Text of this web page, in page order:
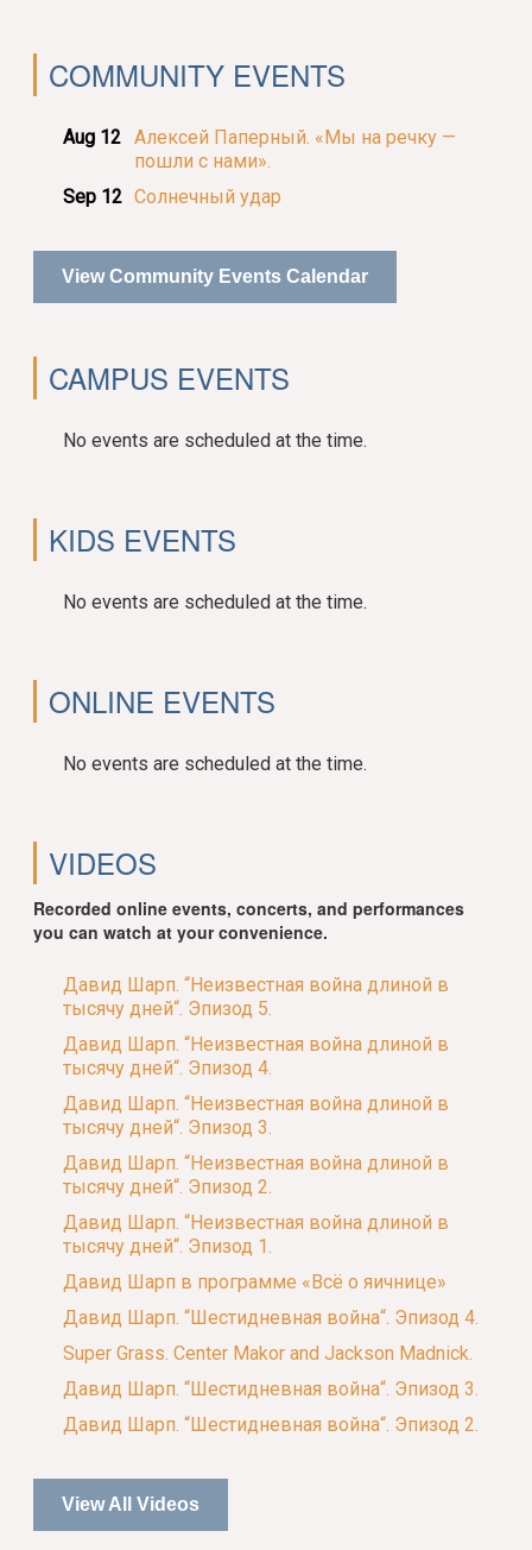
COMMUNITY EVENTS
Aug 12 Алексей Паперный. «Мы на речку —
пошли с нами».
Sep 12 Солнечный удар
View Community Events Calendar
CAMPUS EVENTS
No events are scheduled at the time.
KIDS EVENTS
No events are scheduled at the time.
ONLINE EVENTS
No events are scheduled at the time.
VIDEOS
Recorded online events, concerts, and performances
you can watch at your convenience.
Давид Шарп. “Неизвестная война длиной в
тысячу дней“. Эпизод 5.
Давид Шарп. “Неизвестная война длиной в
тысячу дней“. Эпизод 4.
Давид Шарп. “Неизвестная война длиной в
тысячу дней“. Эпизод 3.
Давид Шарп. “Неизвестная война длиной в
тысячу дней“. Эпизод 2.
Давид Шарп. “Неизвестная война длиной в
тысячу дней“. Эпизод 1.
Давид Шарп в программе «Всё о яичнице»
Давид Шарп. “Шестидневная война“. Эпизод 4.
Super Grass. Center Makor and Jackson Madnick.
Давид Шарп. “Шестидневная война“. Эпизод 3.
Давид Шарп. “Шестидневная война“. Эпизод 2.
View All Videos